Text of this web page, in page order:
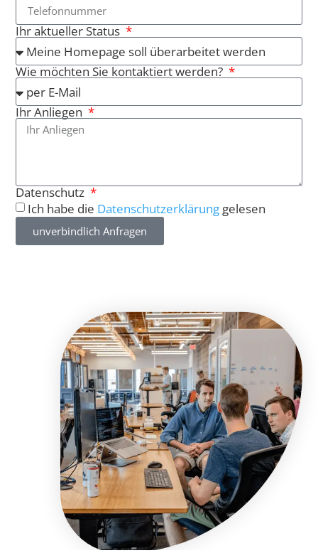
Ihr aktueller Status
Wie möchten Sie kontaktiert werden?
Ihr Anliegen
Datenschutz
Ich habe die Datenschutzerklärung gelesen
unverbindlich Anfragen